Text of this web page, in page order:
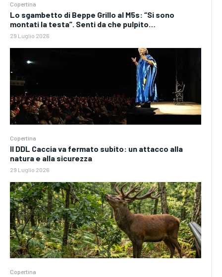
Copertina
Lo sgambetto di Beppe Grillo al M5s: “Si sono
montati la testa”. Senti da che pulpito…
29 Luglio 2026
Copertina
Il DDL Caccia va fermato subito: un attacco alla
natura e alla sicurezza
29 Luglio 2026
Copertina